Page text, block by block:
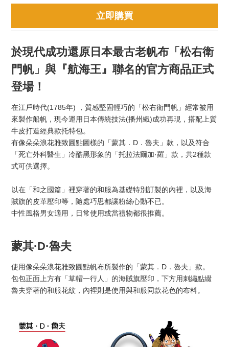
立即購買
於現代成功還原日本最古老帆布「松右衛
門帆」與『航海王』聯名的官方商品正式
登場！
在江戶時代(1785年) ，質感堅固輕巧的「松右衛門帆」經常被用
來製作船帆，現今運用日本傳統技法(播州織)成功再現，搭配上質
牛皮打造經典款托特包。
有像朵朵浪花雅致圓點圖樣的「蒙其．D．魯夫」款，以及符合
「死亡外科醫生」冷酷黑形象的「托拉法爾加·羅」款，共2種款
式可供選擇。
以在「和之國篇」裡穿著的和服為基礎特別訂製的內裡，以及海
賊旗的皮革壓印等，隨處巧思都讓粉絲心動不已。
中性風格男女適用，日常使用或當禮物都很推薦。
蒙其·D·魯夫
使用像朵朵浪花雅致圓點帆布所製作的「蒙其．D．魯夫」款。
包包正面上方有「草帽一行人」的海賊旗壓印，下方用刺繡點綴
魯夫穿著的和服花紋，內裡則是使用與和服同款花色的布料。